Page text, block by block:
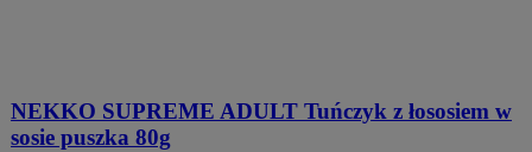
NEKKO SUPREME ADULT Tuńczyk z łososiem w
sosie puszka 80g